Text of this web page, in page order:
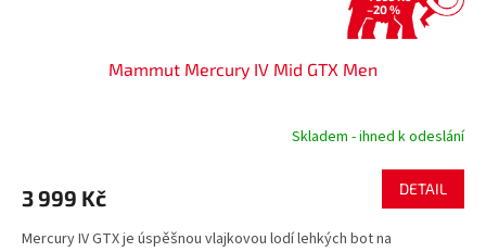
–20 %
Mammut Mercury IV Mid GTX Men
Skladem - ihned k odeslání
3 999 Kč DETAIL
Mercury IV GTX je úspěšnou vlajkovou lodí lehkých bot na